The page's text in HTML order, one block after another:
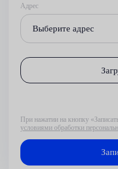
Адрес
Выберите адрес
При нажатии на кнопку
условиями обработки